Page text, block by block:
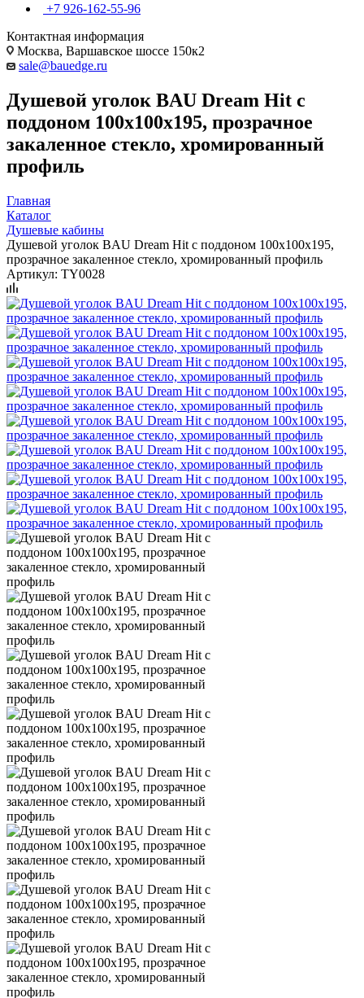
+7 926-162-55-96
Контактная информация
Москва, Варшавское шоссе 150к2
sale@bauedge.ru
Душевой уголок BAU Dream Hit с
поддоном 100x100х195, прозрачное
закаленное стекло, хромированный
профиль
Главная
Каталог
Душевые кабины
Душевой уголок BAU Dream Hit с поддоном 100x100х195,
прозрачное закаленное стекло, хромированный профиль
Артикул: TY0028